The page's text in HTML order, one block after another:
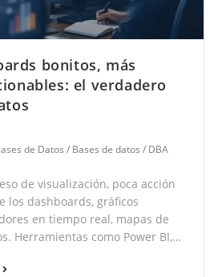
bonitos, más
el verdadero
de Datos / Bases de datos / DBA
de visualización, poca acción
los dashboards, gráficos
en tiempo real, mapas de
Herramientas como Power BI,…